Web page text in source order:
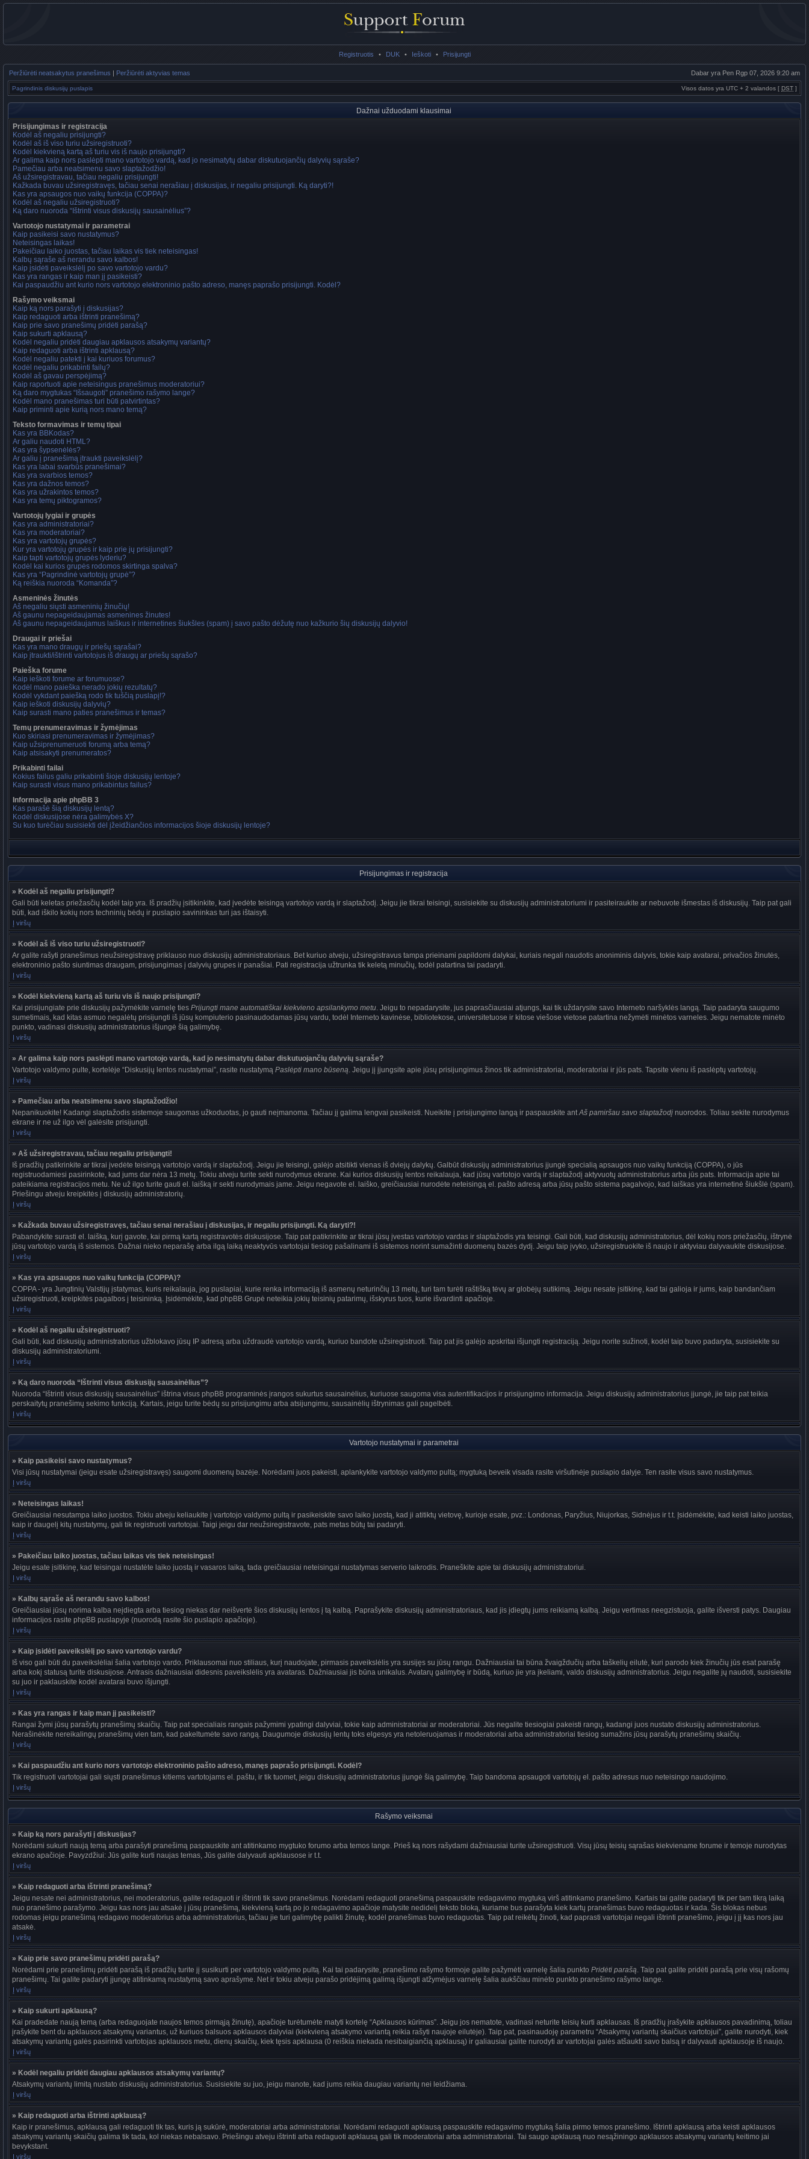
Registruotis • DUK • Ieškoti • Prisijungti
Peržiūrėti neatsakytus pranešimus | Peržiūrėti aktyvias temas Dabar yra Pen Rgp 07, 2026 9:20 am
Pagrindinis diskusijų puslapis Visos datos yra UTC + 2 valandos [ DST ]
Dažnai užduodami klausimai
Prisijungimas ir registracija
Kodėl aš negaliu prisijungti?
Kodėl aš iš viso turiu užsiregistruoti?
Kodėl kiekvieną kartą aš turiu vis iš naujo prisijungti?
Ar galima kaip nors paslėpti mano vartotojo vardą, kad jo nesimatytų dabar diskutuojančių dalyvių sąraše?
Pamečiau arba neatsimenu savo slaptažodžio!
Aš užsiregistravau, tačiau negaliu prisijungti!
Kažkada buvau užsiregistravęs, tačiau senai nerašiau į diskusijas, ir negaliu prisijungti. Ką daryti?!
Kas yra apsaugos nuo vaikų funkcija (COPPA)?
Kodėl aš negaliu užsiregistruoti?
Ką daro nuoroda “Ištrinti visus diskusijų sausainėlius”?
Vartotojo nustatymai ir parametrai
Kaip pasikeisi savo nustatymus?
Neteisingas laikas!
Pakeičiau laiko juostas, tačiau laikas vis tiek neteisingas!
Kalbų sąraše aš nerandu savo kalbos!
Kaip įsidėti paveikslėlį po savo vartotojo vardu?
Kas yra rangas ir kaip man jį pasikeisti?
Kai paspaudžiu ant kurio nors vartotojo elektroninio pašto adreso, manęs paprašo prisijungti. Kodėl?
Rašymo veiksmai
Kaip ką nors parašyti į diskusijas?
Kaip redaguoti arba ištrinti pranešimą?
Kaip prie savo pranešimų pridėti parašą?
Kaip sukurti apklausą?
Kodėl negaliu pridėti daugiau apklausos atsakymų variantų?
Kaip redaguoti arba ištrinti apklausą?
Kodėl negaliu patekti į kai kuriuos forumus?
Kodėl negaliu prikabinti failų?
Kodėl aš gavau perspėjimą?
Kaip raportuoti apie neteisingus pranešimus moderatoriui?
Ką daro mygtukas “Išsaugoti” pranešimo rašymo lange?
Kodėl mano pranešimas turi būti patvirtintas?
Kaip priminti apie kurią nors mano temą?
Teksto formavimas ir temų tipai
Kas yra BBKodas?
Ar galiu naudoti HTML?
Kas yra šypsenėlės?
Ar galiu į pranešimą įtraukti paveikslėlį?
Kas yra labai svarbūs pranešimai?
Kas yra svarbios temos?
Kas yra dažnos temos?
Kas yra užrakintos temos?
Kas yra temų piktogramos?
Vartotojų lygiai ir grupės
Kas yra administratoriai?
Kas yra moderatoriai?
Kas yra vartotojų grupės?
Kur yra vartotojų grupės ir kaip prie jų prisijungti?
Kaip tapti vartotojų grupės lyderiu?
Kodėl kai kurios grupės rodomos skirtinga spalva?
Kas yra “Pagrindinė vartotojų grupė”?
Ką reiškia nuoroda “Komanda”?
Asmeninės žinutės
Aš negaliu siųsti asmeninių žinučių!
Aš gaunu nepageidaujamas asmenines žinutes!
Aš gaunu nepageidaujamus laiškus ir internetines šiukšles (spam) į savo pašto dėžutę nuo kažkurio šių diskusijų dalyvio!
Draugai ir priešai
Kas yra mano draugų ir priešų sąrašai?
Kaip įtraukti/ištrinti vartotojus iš draugų ar priešų sąrašo?
Paieška forume
Kaip ieškoti forume ar forumuose?
Kodėl mano paieška nerado jokių rezultatų?
Kodėl vykdant paiešką rodo tik tuščią puslapį!?
Kaip ieškoti diskusijų dalyvių?
Kaip surasti mano paties pranešimus ir temas?
Temų prenumeravimas ir žymėjimas
Kuo skiriasi prenumeravimas ir žymėjimas?
Kaip užsiprenumeruoti forumą arba temą?
Kaip atsisakyti prenumeratos?
Prikabinti failai
Kokius failus galiu prikabinti šioje diskusijų lentoje?
Kaip surasti visus mano prikabintus failus?
Informacija apie phpBB 3
Kas parašė šią diskusijų lentą?
Kodėl diskusijose nėra galimybės X?
Su kuo turėčiau susisiekti dėl įžeidžiančios informacijos šioje diskusijų lentoje?
Prisijungimas ir registracija
» Kodėl aš negaliu prisijungti?
Gali būti keletas priežasčių kodėl taip yra. Iš pradžių įsitikinkite, kad įvedėte teisingą vartotojo vardą ir slaptažodį. Jeigu jie tikrai teisingi, susisiekite su diskusijų administratoriumi ir pasiteiraukite ar nebuvote išmestas iš diskusijų. Taip pat gali
būti, kad iškilo kokių nors techninių bėdų ir puslapio savininkas turi jas ištaisyti.
Į viršų
» Kodėl aš iš viso turiu užsiregistruoti?
Ar galite rašyti pranešimus neužsiregistravę priklauso nuo diskusijų administratoriaus. Bet kuriuo atveju, užsiregistravus tampa prieinami papildomi dalykai, kuriais negali naudotis anoniminis dalyvis, tokie kaip avatarai, privačios žinutės,
elektroninio pašto siuntimas draugam, prisijungimas į dalyvių grupes ir panašiai. Pati registracija užtrunka tik keletą minučių, todėl patartina tai padaryti.
Į viršų
» Kodėl kiekvieną kartą aš turiu vis iš naujo prisijungti?
Kai prisijungiate prie diskusijų pažymėkite varnelę ties Prijungti mane automatiškai kiekvieno apsilankymo metu. Jeigu to nepadarysite, jus paprasčiausiai atjungs, kai tik uždarysite savo Interneto naršyklės langą. Taip padaryta saugumo
sumetimais, kad kitas asmuo negalėtų prisijungti iš jūsų kompiuterio pasinaudodamas jūsų vardu, todėl Interneto kavinėse, bibliotekose, universitetuose ir kitose viešose vietose patartina nežymėti minėtos varneles. Jeigu nematote minėto
punkto, vadinasi diskusijų administratorius išjungė šią galimybę.
Į viršų
» Ar galima kaip nors paslėpti mano vartotojo vardą, kad jo nesimatytų dabar diskutuojančių dalyvių sąraše?
Vartotojo valdymo pulte, kortelėje “Diskusijų lentos nustatymai”, rasite nustatymą Paslėpti mano būseną. Jeigu jį įjungsite apie jūsų prisijungimus žinos tik administratoriai, moderatoriai ir jūs pats. Tapsite vienu iš paslėptų vartotojų.
Į viršų
» Pamečiau arba neatsimenu savo slaptažodžio!
Nepanikuokite! Kadangi slaptažodis sistemoje saugomas užkoduotas, jo gauti neįmanoma. Tačiau jį galima lengvai pasikeisti. Nueikite į prisijungimo langą ir paspauskite antAš pamiršau savo slaptažodį nuorodos. Toliau sekite nurodymus
ekrane ir ne už ilgo vėl galėsite prisijungti.
Į viršų
» Aš užsiregistravau, tačiau negaliu prisijungti!
Iš pradžių patikrinkite ar tikrai įvedėte teisingą vartotojo vardą ir slaptažodį. Jeigu jie teisingi, galėjo atsitikti vienas iš dviejų dalykų. Galbūt diskusijų administratorius įjungė specialią apsaugos nuo vaikų funkciją (COPPA), o jūs
registruodamiesi pasirinkote, kad jums dar nėra 13 metų. Tokiu atveju turite sekti nurodymus ekrane. Kai kurios diskusijų lentos reikalauja, kad jūsų vartotojo vardą ir slaptažodį aktyvuotų administratorius arba jūs pats. Informacija apie tai
pateikiama registracijos metu. Ne už ilgo turite gauti el. laišką ir sekti nurodymais jame. Jeigu negavote el. laiško, greičiausiai nurodėte neteisingą el. pašto adresą arba jūsų pašto sistema pagalvojo, kad laiškas yra internetinė šiukšlė (spam).
Priešingu atveju kreipkitės į diskusijų administratorių.
Į viršų
» Kažkada buvau užsiregistravęs, tačiau senai nerašiau į diskusijas, ir negaliu prisijungti. Ką daryti?!
Pabandykite surasti el. laišką, kurį gavote, kai pirmą kartą registravotės diskusijose. Taip pat patikrinkite ar tikrai jūsų įvestas vartotojo vardas ir slaptažodis yra teisingi. Gali būti, kad diskusijų administratorius, dėl kokių nors priežasčių, ištrynė
jūsų vartotojo vardą iš sistemos. Dažnai nieko neparašę arba ilgą laiką neaktyvūs vartotojai tiesiog pašalinami iš sistemos norint sumažinti duomenų bazės dydį. Jeigu taip įvyko, užsiregistruokite iš naujo ir aktyviau dalyvaukite diskusijose.
Į viršų
» Kas yra apsaugos nuo vaikų funkcija (COPPA)?
COPPA - yra Jungtinių Valstijų įstatymas, kuris reikalauja, jog puslapiai, kurie renka informaciją iš asmenų neturinčių 13 metų, turi tam turėti raštišką tėvų ar globėjų sutikimą. Jeigu nesate įsitikinę, kad tai galioja ir jums, kaip bandančiam
užsiregistruoti, kreipkitės pagalbos į teisininką. Įsidėmėkite, kad phpBB Grupė neteikia jokių teisinių patarimų, išskyrus tuos, kurie išvardinti apačioje.
Į viršų
» Kodėl aš negaliu užsiregistruoti?
Gali būti, kad diskusijų administratorius užblokavo jūsų IP adresą arba uždraudė vartotojo vardą, kuriuo bandote užsiregistruoti. Taip pat jis galėjo apskritai išjungti registraciją. Jeigu norite sužinoti, kodėl taip buvo padaryta, susisiekite su
diskusijų administratoriumi.
Į viršų
» Ką daro nuoroda “Ištrinti visus diskusijų sausainėlius”?
Nuoroda “Ištrinti visus diskusijų sausainėlius” ištrina visus phpBB programinės įrangos sukurtus sausainėlius, kuriuose saugoma visa autentifikacijos ir prisijungimo informacija. Jeigu diskusijų administratorius įjungė, jie taip pat teikia
perskaitytų pranešimų sekimo funkciją. Kartais, jeigu turite bėdų su prisijungimu arba atsijungimu, sausainėlių ištrynimas gali pagelbėti.
Į viršų
Vartotojo nustatymai ir parametrai
» Kaip pasikeisi savo nustatymus?
Visi jūsų nustatymai (jeigu esate užsiregistravęs) saugomi duomenų bazėje. Norėdami juos pakeisti, aplankykite vartotojo valdymo pultą; mygtuką beveik visada rasite viršutinėje puslapio dalyje. Ten rasite visus savo nustatymus.
Į viršų
» Neteisingas laikas!
Greičiausiai nesutampa laiko juostos. Tokiu atveju keliaukite į vartotojo valdymo pultą ir pasikeiskite savo laiko juostą, kad ji atitiktų vietovę, kurioje esate, pvz.: Londonas, Paryžius, Niujorkas, Sidnėjus ir t.t. Įsidėmėkite, kad keisti laiko juostas,
kaip ir daugelį kitų nustatymų, gali tik registruoti vartotojai. Taigi jeigu dar neužsiregistravote, pats metas būtų tai padaryti.
Į viršų
» Pakeičiau laiko juostas, tačiau laikas vis tiek neteisingas!
Jeigu esate įsitikinę, kad teisingai nustatėte laiko juostą ir vasaros laiką, tada greičiausiai neteisingai nustatymas serverio laikrodis. Praneškite apie tai diskusijų administratoriui.
Į viršų
» Kalbų sąraše aš nerandu savo kalbos!
Greičiausiai jūsų norima kalba neįdiegta arba tiesiog niekas dar neišvertė šios diskusijų lentos į tą kalbą. Paprašykite diskusijų administratoriaus, kad jis įdiegtų jums reikiamą kalbą. Jeigu vertimas neegzistuoja, galite išversti patys. Daugiau
informacijos rasite phpBB puslapyje (nuorodą rasite šio puslapio apačioje).
Į viršų
» Kaip įsidėti paveikslėlį po savo vartotojo vardu?
Iš viso gali būti du paveikslėliai šalia vartotojo vardo. Priklausomai nuo stiliaus, kurį naudojate, pirmasis paveikslėlis yra susijęs su jūsų rangu. Dažniausiai tai būna žvaigždučių arba taškelių eilutė, kuri parodo kiek žinučių jūs esat parašę
arba kokį statusą turite diskusijose. Antrasis dažniausiai didesnis paveikslėlis yra avataras. Dažniausiai jis būna unikalus. Avatarų galimybę ir būdą, kuriuo jie yra įkeliami, valdo diskusijų administratorius. Jeigu negalite jų naudoti, susisiekite
su juo ir paklauskite kodėl avatarai buvo išjungti.
Į viršų
» Kas yra rangas ir kaip man jį pasikeisti?
Rangai žymi jūsų parašytų pranešimų skaičių. Taip pat specialiais rangais pažymimi ypatingi dalyviai, tokie kaip administratoriai ar moderatoriai. Jūs negalite tiesiogiai pakeisti rangų, kadangi juos nustato diskusijų administratorius.
Nerašinėkite nereikalingų pranešimų vien tam, kad pakeltumėte savo rangą. Daugumoje diskusijų lentų toks elgesys yra netoleruojamas ir moderatoriai arba administratoriai tiesiog sumažins jūsų parašytų pranešimų skaičių.
Į viršų
» Kai paspaudžiu ant kurio nors vartotojo elektroninio pašto adreso, manęs paprašo prisijungti. Kodėl?
Tik registruoti vartotojai gali siųsti pranešimus kitiems vartotojams el. paštu, ir tik tuomet, jeigu diskusijų administratorius įjungė šią galimybę. Taip bandoma apsaugoti vartotojų el. pašto adresus nuo neteisingo naudojimo.
Į viršų
Rašymo veiksmai
» Kaip ką nors parašyti į diskusijas?
Norėdami sukurti naują temą arba parašyti pranešimą paspauskite ant atitinkamo mygtuko forumo arba temos lange. Prieš ką nors rašydami dažniausiai turite užsiregistruoti. Visų jūsų teisių sąrašas kiekviename forume ir temoje nurodytas
ekrano apačioje. Pavyzdžiui: Jūs galite kurti naujas temas, Jūs galite dalyvauti apklausose ir t.t.
Į viršų
» Kaip redaguoti arba ištrinti pranešimą?
Jeigu nesate nei administratorius, nei moderatorius, galite redaguoti ir ištrinti tik savo pranešimus. Norėdami redaguoti pranešimą paspauskite redagavimo mygtuką virš atitinkamo pranešimo. Kartais tai galite padaryti tik per tam tikrą laiką
nuo pranešimo parašymo. Jeigu kas nors jau atsakė į jūsų pranešimą, kiekvieną kartą po jo redagavimo apačioje matysite nedidelį teksto bloką, kuriame bus parašyta kiek kartų pranešimas buvo redaguotas ir kada. Šis blokas nebus
rodomas jeigu pranešimą redagavo moderatorius arba administratorius, tačiau jie turi galimybę palikti žinutę, kodėl pranešimas buvo redaguotas. Taip pat reikėtų žinoti, kad paprasti vartotojai negali ištrinti pranešimo, jeigu į jį kas nors jau
atsakė.
Į viršų
» Kaip prie savo pranešimų pridėti parašą?
Norėdami prie pranešimų pridėti parašą iš pradžių turite jį susikurti per vartotojo valdymo pultą. Kai tai padarysite, pranešimo rašymo formoje galite pažymėti varnelę šalia punkto Pridėti parašą. Taip pat galite pridėti parašą prie visų rašomų
pranešimų. Tai galite padaryti įjungę atitinkamą nustatymą savo aprašyme. Net ir tokiu atveju parašo pridėjimą galimą išjungti atžymėjus varnelę šalia aukščiau minėto punkto pranešimo rašymo lange.
Į viršų
» Kaip sukurti apklausą?
Kai pradedate naują temą (arba redaguojate naujos temos pirmąją žinutę), apačioje turėtumėte matyti kortelę “Apklausos kūrimas”. Jeigu jos nematote, vadinasi neturite teisių kurti apklausas. Iš pradžių įrašykite apklausos pavadinimą, toliau
įrašykite bent du apklausos atsakymų variantus, už kuriuos balsuos apklausos dalyviai (kiekvieną atsakymo variantą reikia rašyti naujoje eilutėje). Taip pat, pasinaudoję parametru “Atsakymų variantų skaičius vartotojui”, galite nurodyti, kiek
atsakymų variantų galės pasirinkti vartotojas apklausos metu, dienų skaičių, kiek tęsis apklausa (0 reiškia niekada nesibaigiančią apklausą) ir galiausiai galite nurodyti ar vartotojai galės atšaukti savo balsą ir dalyvauti apklausoje iš naujo.
Į viršų
» Kodėl negaliu pridėti daugiau apklausos atsakymų variantų?
Atsakymų variantų limitą nustato diskusijų administratorius. Susisiekite su juo, jeigu manote, kad jums reikia daugiau variantų nei leidžiama.
Į viršų
» Kaip redaguoti arba ištrinti apklausą?
Kaip ir pranešimus, apklausą gali redaguoti tik tas, kuris ją sukūrė, moderatoriai arba administratoriai. Norėdami redaguoti apklausą paspauskite redagavimo mygtuką šalia pirmo temos pranešimo. Ištrinti apklausą arba keisti apklausos
atsakymų variantų skaičių galima tik tada, kol niekas nebalsavo. Priešingu atveju ištrinti arba redaguoti apklausą gali tik moderatoriai arba administratoriai. Tai saugo apklausą nuo nesąžiningo apklausos atsakymų variantų keitimo jai
bevykstant.
Į viršų